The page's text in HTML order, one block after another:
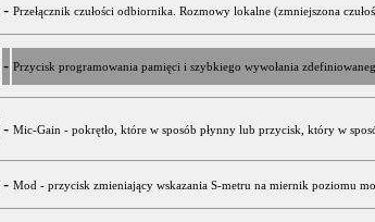
- Przełącznik czułości odbiornika. Rozmowy lokalne (zmniejszona
- Przycisk programowania pamięci i szybkiego wywołania
- Mic-Gain - pokrętło, które w sposób płynny lub przycisk, który w
- Mod - przycisk zmieniający wskazania S-metru na miernik poziomu